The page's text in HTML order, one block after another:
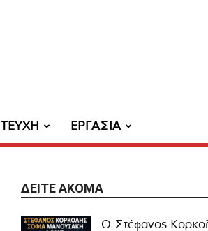
ΤΕΥΧΗ ΕΡΓΑΣΙΑ
ΔΕΊΤΕ ΑΚΌΜΑ
Ο Στέφανος